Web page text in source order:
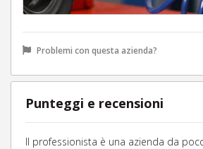
Problemi con questa azienda?
Punteggi e recensioni
Il professionista è una azienda da